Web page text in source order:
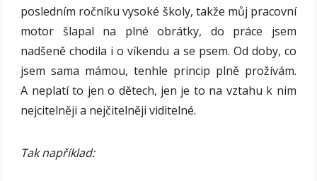
posledním ročníku vysoké školy, takže můj pracovní
motor šlapal na plné obrátky, do práce jsem
nadšeně chodila i o víkendu a se psem. Od doby, co
jsem sama mámou, tenhle princip plně prožívám.
A neplatí to jen o dětech, jen je to na vztahu k nim
nejcitelněji a nejčitelněji viditelné.
Tak například: